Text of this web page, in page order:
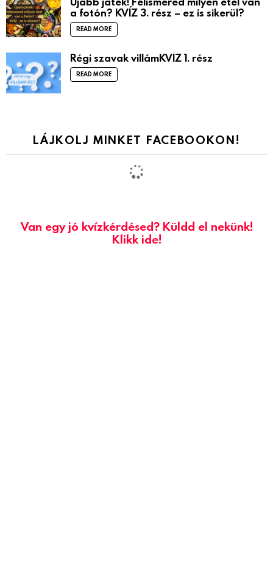
a fotón? KVÍZ 3. rész – ez is sikerül?
READ MORE
Régi szavak villámKVÍZ 1. rész
READ MORE
LÁJKOLJ MINKET FACEBOOKON!
Van egy jó kvízkérdésed? Küldd el nekünk!
Klikk ide!